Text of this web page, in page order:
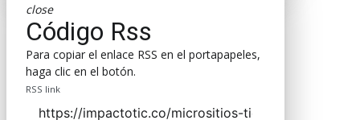
close
Código Rss
Para copiar el enlace RSS en el portapapeles,
haga clic en el botón.
RSS link